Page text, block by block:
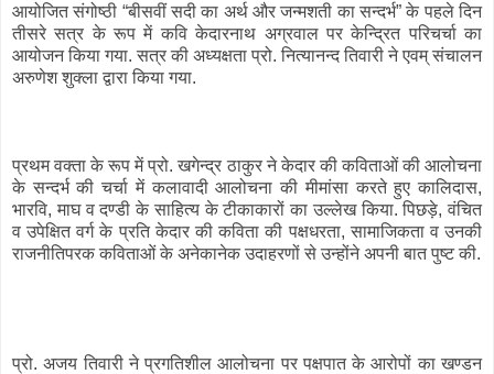
आयोजित संगोष्ठी “बीसवीं सदी का अर्थ और जन्मशती का सन्दर्भ” के पहले दिन
तीसरे सत्र के रूप में कवि केदारनाथ अग्रवाल पर केन्द्रित परिचर्चा का
आयोजन किया गया. सत्र की अध्यक्षता प्रो. नित्यानन्द तिवारी ने एवम् संचालन
अरुणेश शुक्ला द्वारा किया गया.
प्रथम वक्ता के रूप में प्रो. खगेन्द्र ठाकुर ने केदार की कविताओं की आलोचना
के सन्दर्भ की चर्चा में कलावादी आलोचना की मीमांसा करते हुए कालिदास,
भारवि, माघ व दण्डी के साहित्य के टीकाकारों का उल्लेख किया. पिछड़े, वंचित
व उपेक्षित वर्ग के प्रति केदार की कविता की पक्षधरता, सामाजिकता व उनकी
राजनीतिपरक कविताओं के अनेकानेक उदाहरणों से उन्होंने अपनी बात पुष्ट की.
प्रो. अजय तिवारी ने प्रगतिशील आलोचना पर पक्षपात के आरोपों का खण्डन